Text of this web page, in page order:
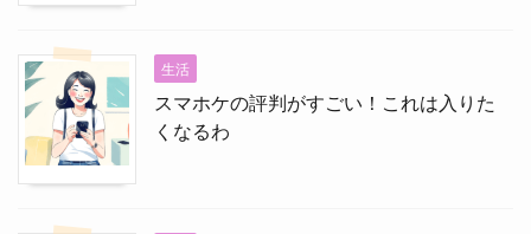
生活
スマホケの評判がすごい！これは入りた
くなるわ